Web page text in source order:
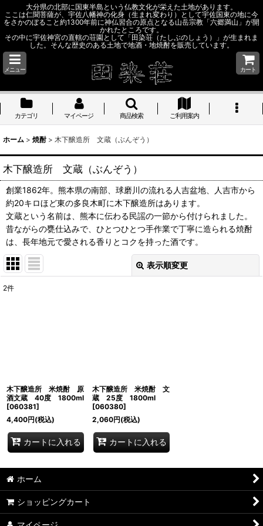
大分県の北部に国東半島という仏教文化が栄えた土地があります。
ここは仁聞菩薩が、宇佐八幡神の化身（生まれ変わり）として宇佐国東の地に今
をさかのぼること約1300年前に神仏習合の原点となる山岳宗教「六郷満山」が開
かれたところです。
その中に宇佐神宮の直轄の荘園として「田染荘（たしぶのしょう）」が生まれま
した。そんな歴史のある土地で地酒・地焼酎を販売しています。
メニュー カート
カテゴリ マイページ 商品検索 ご利用案内
ホーム > 焼酎 > 木下醸造所 文蔵（ぶんぞう）
木下醸造所 文蔵（ぶんぞう）
創業1862年。熊本県の南部、球磨川の流れる人吉盆地、人吉市から
約20キロほど東の多良木町に木下醸造所はあります。
文蔵という名前は、熊本に伝わる民謡の一節から付けられました。
昔ながらの甕仕込みで、ひとつひとつ手作業で丁寧に造られる焼酎
は、長年地元で愛される香りとコクを持った酒です。
表示順変更
2件
木下醸造所 米焼酎 原
酒文蔵 40度 1800ml
[060381]
4,400円(税込)
カートに入れる
木下醸造所 米焼酎 文
蔵 25度 1800ml
[060380]
2,060円(税込)
カートに入れる
ホーム
ショッピングカート